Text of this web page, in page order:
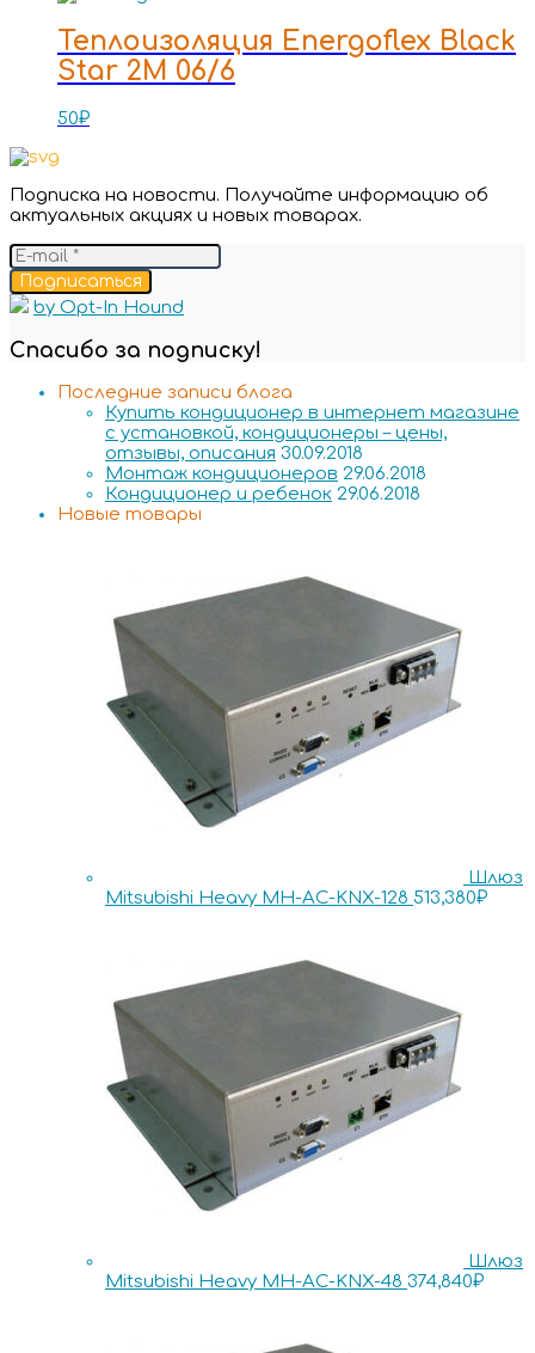
Теплоизоляция Energoflex Black
Star 2M 06/6
50₽
Подписка на новости. Получайте информацию об
актуальных акциях и новых товарах.
Подписаться
by Opt-In Hound
Спасибо за подписку!
Последние записи блога
Купить кондиционер в интернет магазине
с установкой, кондиционеры – цены,
отзывы, описания 30.09.2018
Монтаж кондиционеров 29.06.2018
Кондиционер и ребенок 29.06.2018
Новые товары
Шлюз
Mitsubishi Heavy MH-AC-KNX-128 513,380₽
Шлюз
Mitsubishi Heavy MH-AC-KNX-48 374,840₽